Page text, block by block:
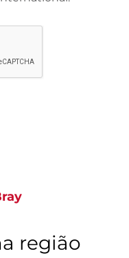
região